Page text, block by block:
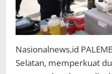
Nasionalnews,id
Selatan, memperkuat